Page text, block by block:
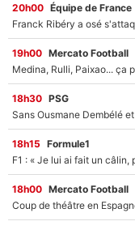
20h00 Équipe de France
19h00 Mercato Football
18h30 PSG
18h15 Formule1
18h00 Mercato Football